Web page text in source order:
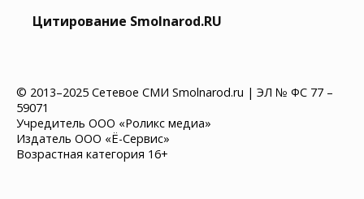
Цитирование Smolnarod.RU
© 2013–2025 Сетевое СМИ Smolnarod.ru | ЭЛ № ФС 77 –
59071
Учредитель ООО «Роликс медиа»
Издатель ООО «Ё-Сервис»
Возрастная категория 16+